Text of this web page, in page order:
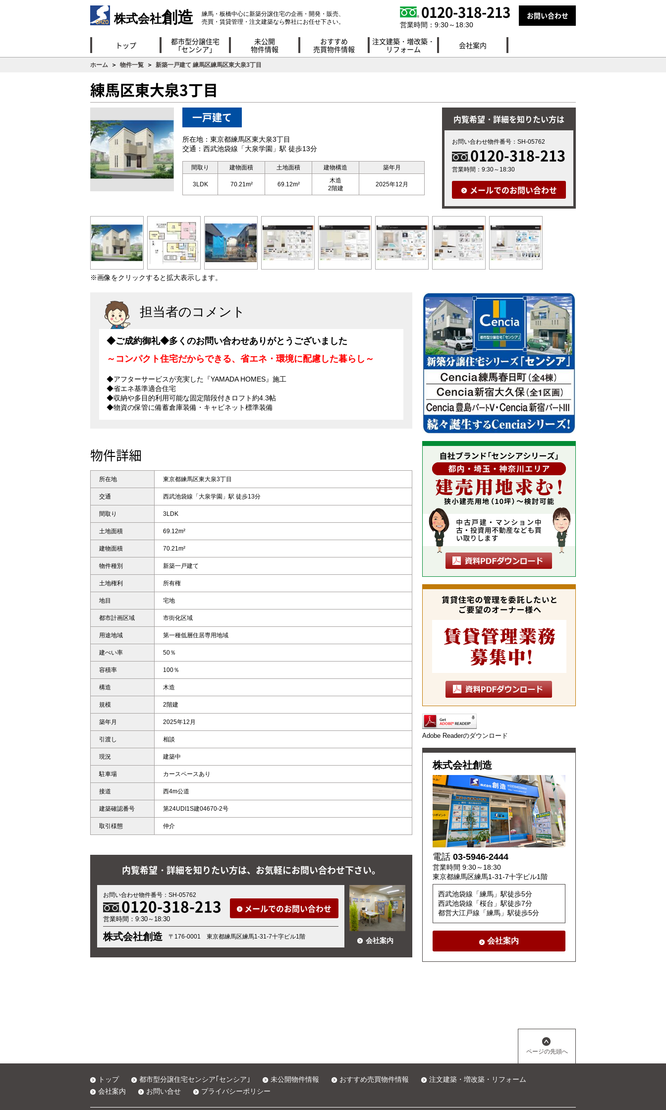
株式会社創造
練馬・板橋中心に新築分譲住宅の企画・開発・販売、
売買・賃貸管理・注文建築なら弊社にお任せ下さい。
0120-318-213
営業時間：9:30～18:30
お問い合わせ
トップ
都市型分譲住宅
「センシア」
未公開
物件情報
おすすめ
売買物件情報
注文建築・増改築・
リフォーム
会社案内
ホーム ＞ 物件一覧 ＞ 新築一戸建て 練馬区練馬区東大泉3丁目
練馬区東大泉3丁目
一戸建て
所在地：東京都練馬区東大泉3丁目
交通：西武池袋線「大泉学園」駅 徒歩13分
間取り 建物面積 土地面積 建物構造 築年月
3LDK 70.21m² 69.12m²
木造
2階建
2025年12月
内覧希望・詳細を知りたい方は
お問い合わせ物件番号：SH-05762
0120-318-213
営業時間：9:30～18:30
メールでのお問い合わせ
※画像をクリックすると拡大表示します。
担当者のコメント
◆ご成約御礼◆多くのお問い合わせありがとうございました
～コンパクト住宅だからできる、省エネ・環境に配慮した暮らし～
◆アフターサービスが充実した『YAMADA HOMES』施工
◆省エネ基準適合住宅
◆収納や多目的利用可能な固定階段付きロフト約4.3帖
◆物資の保管に備蓄倉庫装備・キャビネット標準装備
物件詳細
所在地 東京都練馬区東大泉3丁目
交通 西武池袋線「大泉学園」駅 徒歩13分
間取り 3LDK
土地面積 69.12m²
建物面積 70.21m²
物件種別 新築一戸建て
土地権利 所有権
地目 宅地
都市計画区域 市街化区域
用途地域 第一種低層住居専用地域
建ぺい率 50％
容積率 100％
構造 木造
規模 2階建
築年月 2025年12月
引渡し 相談
現況 建築中
駐車場 カースペースあり
接道 西4m公道
建築確認番号 第24UDI1S建04670-2号
取引様態 仲介
内覧希望・詳細を知りたい方は、お気軽にお問い合わせ下さい。
お問い合わせ物件番号：SH-05762
0120-318-213
営業時間：9:30～18:30
メールでのお問い合わせ
株式会社創造 〒176-0001 東京都練馬区練馬1-31-7十字ビル1階 会社案内
Adobe Readerのダウンロード
株式会社創造
電話 03-5946-2444
営業時間 9:30～18:30
東京都練馬区練馬1-31-7十字ビル1階
西武池袋線「練馬」駅徒歩5分
西武池袋線「桜台」駅徒歩7分
都営大江戸線「練馬」駅徒歩5分
会社案内
ページの先頭へ
トップ 都市型分譲住宅センシア｢センシア｣ 未公開物件情報 おすすめ売買物件情報
注文建築・増改築・リフォーム
会社案内
お問い合せ プライバシーポリシー